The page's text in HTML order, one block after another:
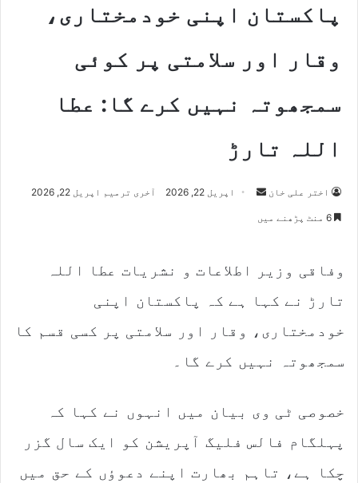
پاکستان اپنی خودمختاری،
وقار اور سلامتی پر کوئی
سمجھوتہ نہیں کرے گا: عطا
اللہ تارڑ
اختر علی خان
Send
اپریل 22, 2026 آخری ترمیم اپریل 22, 2026
وفاقی وزیر اطلاعات و نشریات عطا اللہ
تارڑ نے کہا ہے کہ پاکستان اپنی
خودمختاری، وقار اور سلامتی پر کسی قسم کا
سمجھوتہ نہیں کرے گا۔
خصوصی ٹی وی بیان میں انہوں نے کہا کہ
پہلگام فالس فلیگ آپریشن کو ایک سال گزر
چکا ہے، تاہم بھارت اپنے دعوؤں کے حق میں